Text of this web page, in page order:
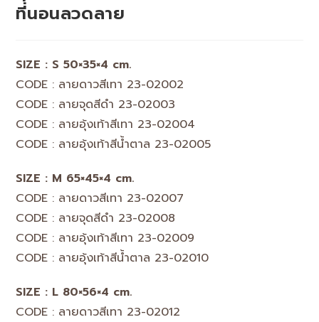
ที่่นอนลวดลาย
SIZE : S 50×35×4 cm.
CODE : ลายดาวสีเทา 23-02002
CODE : ลายจุดสีดำ 23-02003
CODE : ลายอุ้งเท้าสีเทา 23-02004
CODE : ลายอุ้งเท้าสีน้ำตาล 23-02005
SIZE : M 65×45×4 cm.
CODE : ลายดาวสีเทา 23-02007
CODE : ลายจุดสีดำ 23-02008
CODE : ลายอุ้งเท้าสีเทา 23-02009
CODE : ลายอุ้งเท้าสีน้ำตาล 23-02010
SIZE : L 80×56×4 cm.
CODE : ลายดาวสีเทา 23-02012